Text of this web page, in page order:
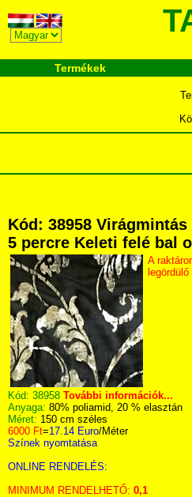
Termékek
Kód: 38958
5 percre Keleti felé bal
A
Kód: 38958 További információk...
Anyaga: 80% poliamid, 20 % elasztán
Méret: 150 cm széles
6000 Ft=17.14 Euro/Méter
Színek nyomtatása
ONLINE RENDELÉS:
MINIMUM RENDELHETŐ: 0,1